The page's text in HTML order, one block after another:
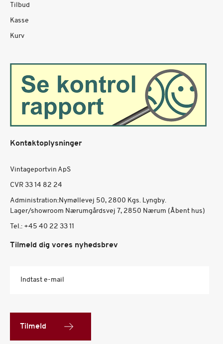
Tilbud
Kasse
Kurv
Kontaktoplysninger
Vintageportvin ApS
CVR 33 14 82 24
Administration:Nymøllevej 50, 2800 Kgs. Lyngby.
Lager/showroom Nærumgårdsvej 7, 2850 Nærum (Åbent hus)
Tel.: +45 40 22 33 11
Tilmeld dig vores nyhedsbrev
Indtast e-mail
Tilmeld